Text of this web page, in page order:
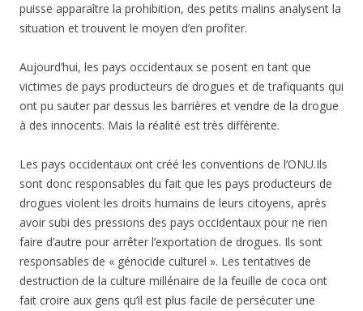
puisse apparaître la prohibition, des petits malins analysent la
situation et trouvent le moyen d’en profiter.
Aujourd’hui, les pays occidentaux se posent en tant que
victimes de pays producteurs de drogues et de trafiquants qui
ont pu sauter par dessus les barrières et vendre de la drogue
à des innocents. Mais la réalité est très différente.
Les pays occidentaux ont créé les conventions de l’ONU.Ils
sont donc responsables du fait que les pays producteurs de
drogues violent les droits humains de leurs citoyens, après
avoir subi des pressions des pays occidentaux pour ne rien
faire d’autre pour arrêter l’exportation de drogues. Ils sont
responsables de « génocide culturel ». Les tentatives de
destruction de la culture millénaire de la feuille de coca ont
fait croire aux gens qu’il est plus facile de persécuter une